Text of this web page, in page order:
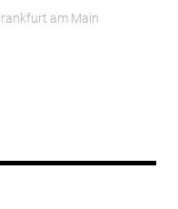
am Main